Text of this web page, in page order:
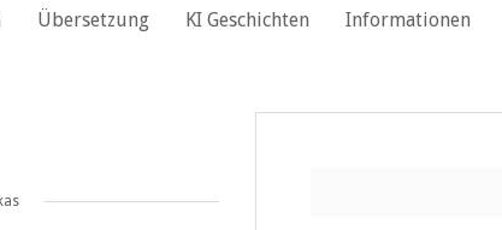
Übersetzung KI Geschichten Informationen